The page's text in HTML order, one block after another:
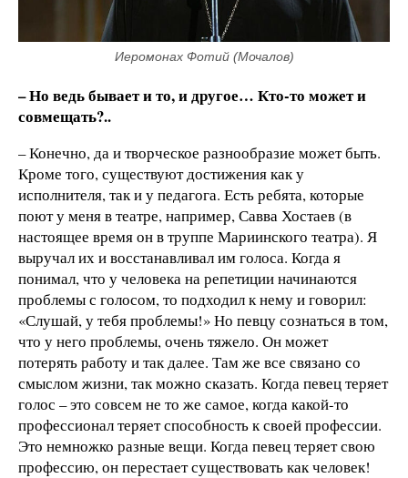
Иеромонах Фотий (Мочалов)
– Но ведь бывает и то, и другое… Кто-то может и
совмещать?..
– Конечно, да и творческое разнообразие может быть.
Кроме того, существуют достижения как у
исполнителя, так и у педагога. Есть ребята, которые
поют у меня в театре, например, Савва Хостаев (в
настоящее время он в труппе Мариинского театра). Я
выручал их и восстанавливал им голоса. Когда я
понимал, что у человека на репетиции начинаются
проблемы с голосом, то подходил к нему и говорил:
«Слушай, у тебя проблемы!» Но певцу сознаться в том,
что у него проблемы, очень тяжело. Он может
потерять работу и так далее. Там же все связано со
смыслом жизни, так можно сказать. Когда певец теряет
голос – это совсем не то же самое, когда какой-то
профессионал теряет способность к своей профессии.
Это немножко разные вещи. Когда певец теряет свою
профессию, он перестает существовать как человек!